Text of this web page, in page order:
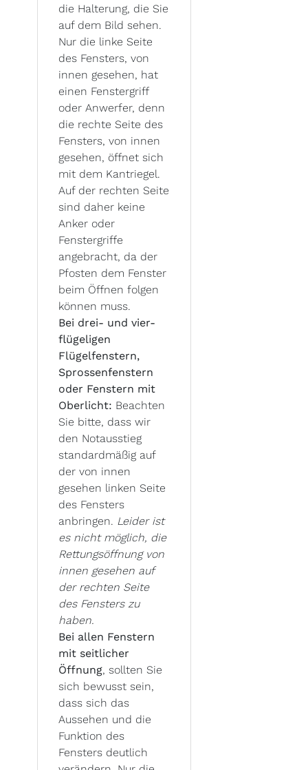
die Halterung, die Sie
auf dem Bild sehen.
Nur die linke Seite
des Fensters, von
innen gesehen, hat
einen Fenstergriff
oder Anwerfer, denn
die rechte Seite des
Fensters, von innen
gesehen, öffnet sich
mit dem Kantriegel.
Auf der rechten Seite
sind daher keine
Anker oder
Fenstergriffe
angebracht, da der
Pfosten dem Fenster
beim Öffnen folgen
können muss.
Bei drei- und vier-
flügeligen
Flügelfenstern,
Sprossenfenstern
oder Fenstern mit
Oberlicht: Beachten
Sie bitte, dass wir
den Notausstieg
standardmäßig auf
der von innen
gesehen linken Seite
des Fensters
anbringen. Leider ist
es nicht möglich, die
Rettungsöffnung von
innen gesehen auf
der rechten Seite
des Fensters zu
haben.
Bei allen Fenstern
mit seitlicher
Öffnung, sollten Sie
sich bewusst sein,
dass sich das
Aussehen und die
Funktion des
Fensters deutlich